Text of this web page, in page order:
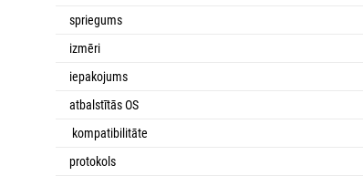
spriegums
izmēri
iepakojums
atbalstītās OS
kompatibilitāte
protokols